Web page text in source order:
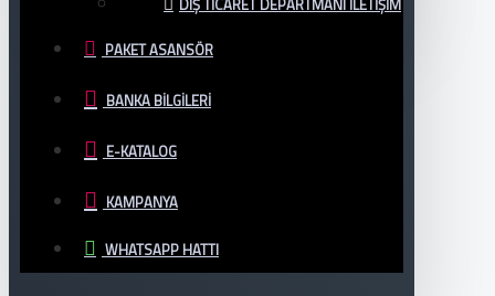
DIŞ TİCARET DEPARTMANI İLETİŞİM
PAKET ASANSÖR
BANKA BILGILERI
E-KATALOG
KAMPANYA
WHATSAPP HATTI